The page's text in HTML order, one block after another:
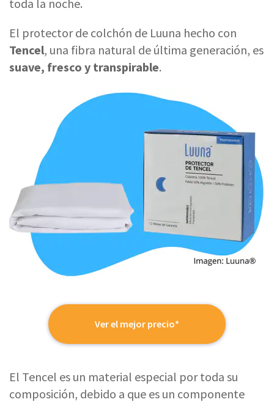
toda la noche.
El protector de colchón de Luuna hecho con
Tencel, una fibra natural de última generación, es
suave, fresco y transpirable.
Ver el mejor precio*
El Tencel es un material especial por toda su
composición, debido a que es un componente